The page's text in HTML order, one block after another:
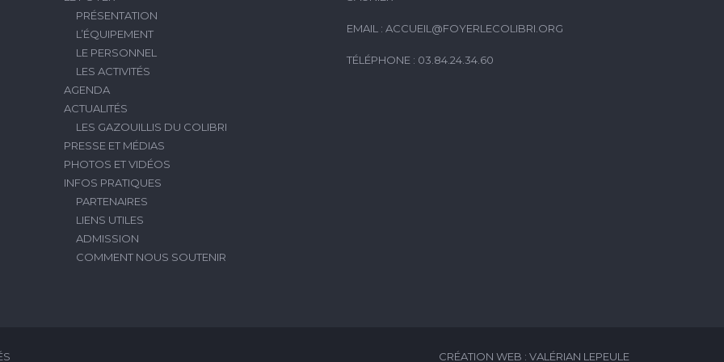
PRÉSENTATION
L’ÉQUIPEMENT
LE PERSONNEL
LES ACTIVITÉS
AGENDA
ACTUALITÉS
LES GAZOUILLIS DU COLIBRI
PRESSE ET MÉDIAS
PHOTOS ET VIDÉOS
INFOS PRATIQUES
PARTENAIRES
LIENS UTILES
ADMISSION
COMMENT NOUS SOUTENIR
EMAIL : ACCUEIL@FOYERLECOLIBRI.ORG
TÉLÉPHONE : 03.84.24.34.60
CRÉATION WEB : VALÉRIAN LEPEULE